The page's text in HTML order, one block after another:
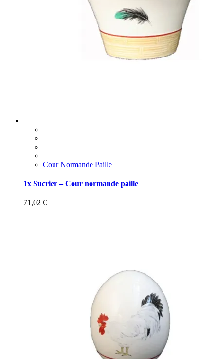
Cour Normande Paille
1x Sucrier – Cour normande paille
71,02 €